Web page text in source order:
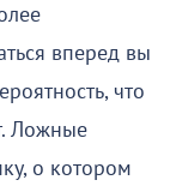
вперед вы
что
Ложные
о котором